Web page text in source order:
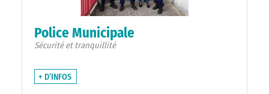
Police Municipale
Sécurité et tranquillité
+ D’INFOS